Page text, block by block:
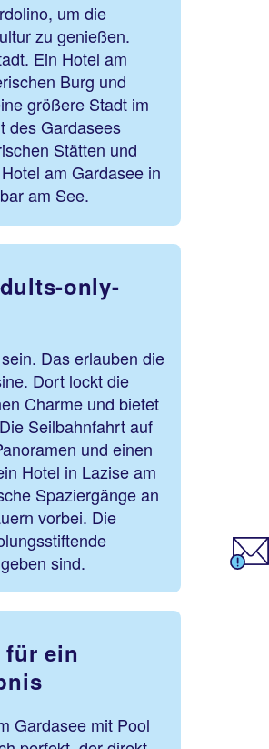
um die
zu genießen.
Ein Hotel am
Burg und
größere Stadt im
des Gardasees
Stätten und
am Gardasee in
am See.
only-
Das erlauben die
Dort lockt die
Charme und bietet
Seilbahnfahrt auf
und einen
Hotel in Lazise am
Spaziergänge an
vorbei. Die
sind.
für ein
Gardasee mit Pool